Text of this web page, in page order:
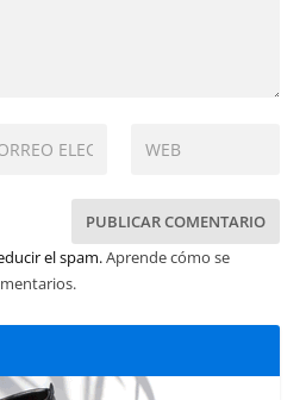
el spam.Aprende cómo se